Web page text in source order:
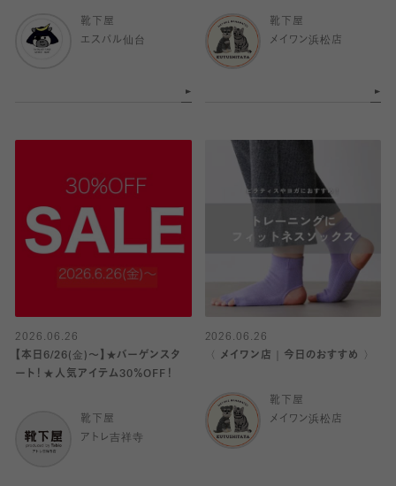
靴下屋
エスパル仙台
靴下屋
メイワン浜松店
2026.06.26
【本日6/26(金)〜】★バーゲンスタ
ート！★人気アイテム30％OFF！
靴下屋
アトレ吉祥寺
2026.06.26
〈 メイワン店｜今日のおすすめ 〉
靴下屋
メイワン浜松店